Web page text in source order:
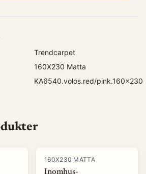
Trendcarpet
160X230 Matta
KA6540.volos.red/pink.160x230
160X230 MATTA
Inomhus-